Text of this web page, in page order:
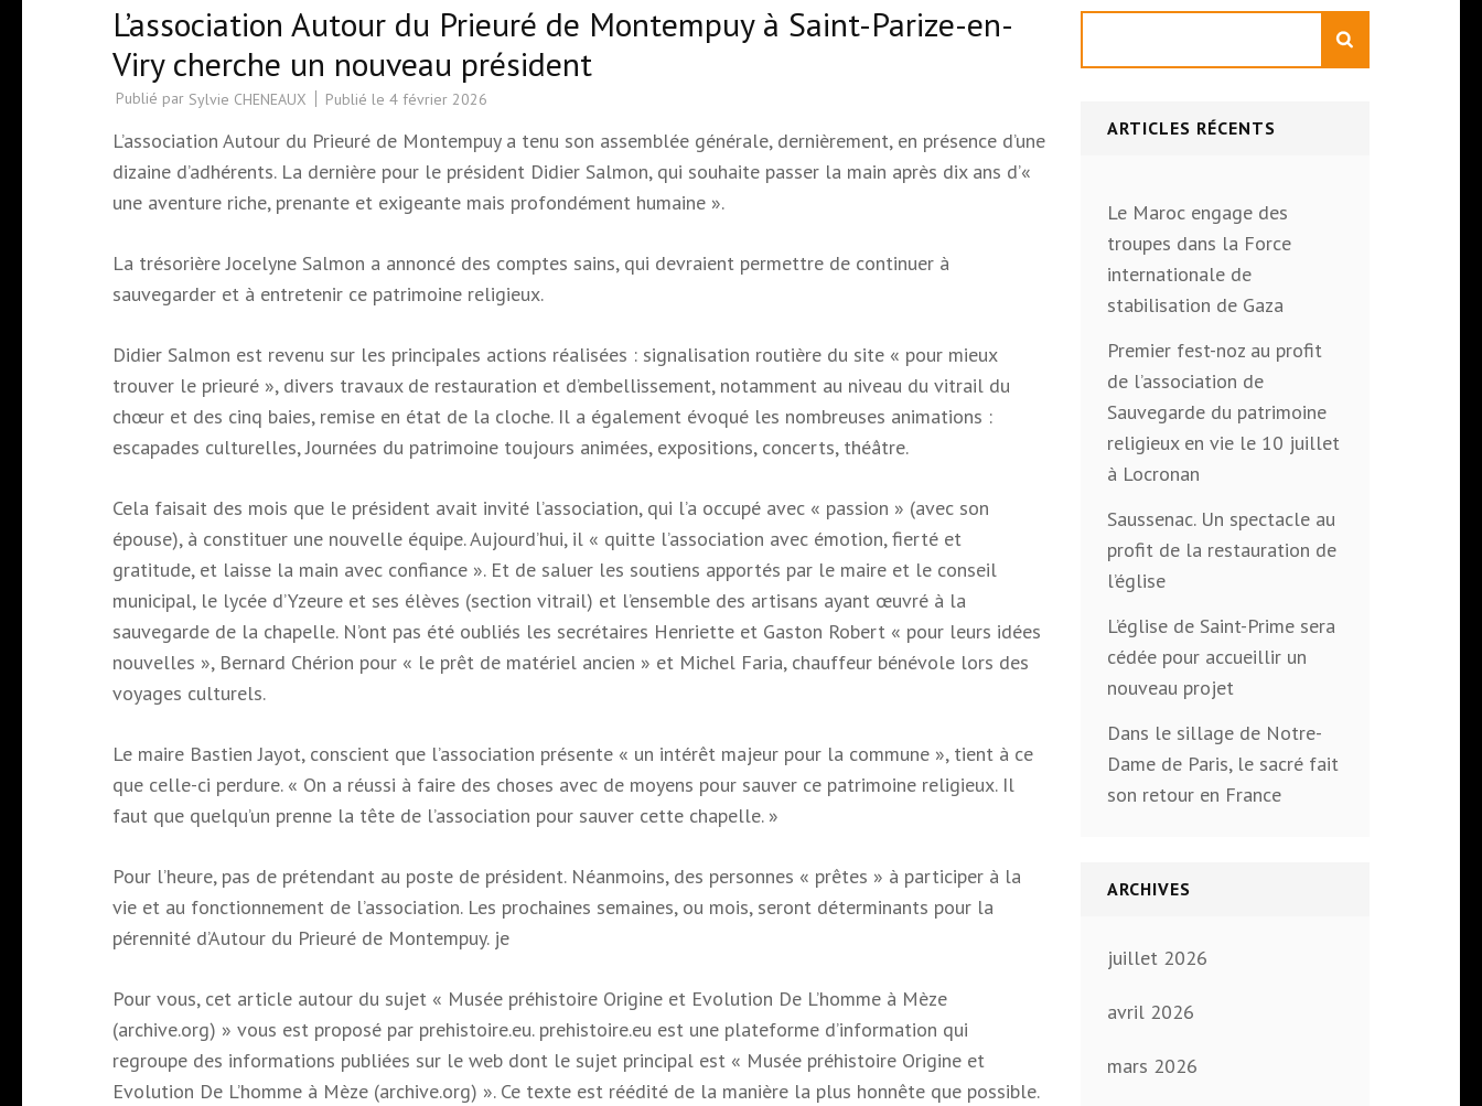
L’association Autour du Prieuré de Montempuy à Saint-Parize-en-
Viry cherche un nouveau président
Publié par Sylvie CHENEAUX Publié le 4 février 2026
L’association Autour du Prieuré de Montempuy a tenu son assemblée générale, dernièrement, en présence d’une
dizaine d’adhérents. La dernière pour le président Didier Salmon, qui souhaite passer la main après dix ans d’«
une aventure riche, prenante et exigeante mais profondément humaine ».
La trésorière Jocelyne Salmon a annoncé des comptes sains, qui devraient permettre de continuer à
sauvegarder et à entretenir ce patrimoine religieux.
Didier Salmon est revenu sur les principales actions réalisées : signalisation routière du site « pour mieux
trouver le prieuré », divers travaux de restauration et d’embellissement, notamment au niveau du vitrail du
chœur et des cinq baies, remise en état de la cloche. Il a également évoqué les nombreuses animations :
escapades culturelles, Journées du patrimoine toujours animées, expositions, concerts, théâtre.
Cela faisait des mois que le président avait invité l’association, qui l’a occupé avec « passion » (avec son
épouse), à ​​constituer une nouvelle équipe. Aujourd’hui, il « quitte l’association avec émotion, fierté et
gratitude, et laisse la main avec confiance ». Et de saluer les soutiens apportés par le maire et le conseil
municipal, le lycée d’Yzeure et ses élèves (section vitrail) et l’ensemble des artisans ayant œuvré à la
sauvegarde de la chapelle. N’ont pas été oubliés les secrétaires Henriette et Gaston Robert « pour leurs idées
nouvelles », Bernard Chérion pour « le prêt de matériel ancien » et Michel Faria, chauffeur bénévole lors des
voyages culturels.
Le maire Bastien Jayot, conscient que l’association présente « un intérêt majeur pour la commune », tient à ce
que celle-ci perdure. « On a réussi à faire des choses avec de moyens pour sauver ce patrimoine religieux. Il
faut que quelqu’un prenne la tête de l’association pour sauver cette chapelle. »
Pour l’heure, pas de prétendant au poste de président. Néanmoins, des personnes « prêtes » à participer à la
vie et au fonctionnement de l’association. Les prochaines semaines, ou mois, seront déterminants pour la
pérennité d’Autour du Prieuré de Montempuy. je
Pour vous, cet article autour du sujet « Musée préhistoire Origine et Evolution De L’homme à Mèze
(archive.org) » vous est proposé par prehistoire.eu. prehistoire.eu est une plateforme d’information qui
regroupe des informations publiées sur le web dont le sujet principal est « Musée préhistoire Origine et
Evolution De L’homme à Mèze (archive.org) ». Ce texte est réédité de la manière la plus honnête que possible.
ARTICLES RÉCENTS
Le Maroc engage des
troupes dans la Force
internationale de
stabilisation de Gaza
Premier fest-noz au profit
de l’association de
Sauvegarde du patrimoine
religieux en vie le 10 juillet
à Locronan
Saussenac. Un spectacle au
profit de la restauration de
l’église
L’église de Saint-Prime sera
cédée pour accueillir un
nouveau projet
Dans le sillage de Notre-
Dame de Paris, le sacré fait
son retour en France
ARCHIVES
juillet 2026
avril 2026
mars 2026